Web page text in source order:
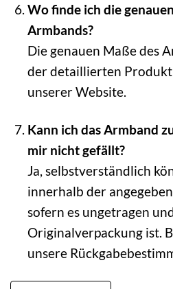
Wo finde ich die
Armbands?
Die genauen Maße des
der detaillierten
unserer Website.
Kann ich das Armband
mir nicht gefällt?
Ja, selbstverständlich
innerhalb der
sofern es ungetragen
Originalverpackung ist.
unsere